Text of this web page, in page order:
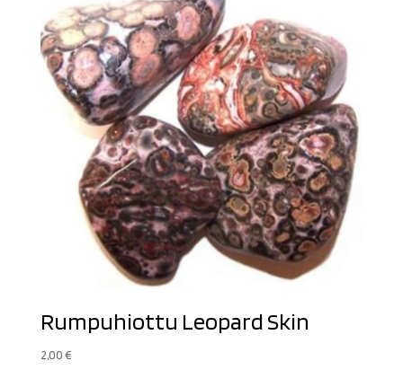
Rumpuhiottu Leopard Skin
2,00€